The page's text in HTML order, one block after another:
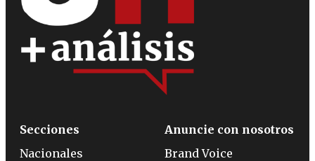
Secciones
Nacionales
Anuncie con nosotros
Brand Voice